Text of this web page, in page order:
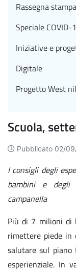
Scuola,
Pubblicato 02/
I consigli degli
bambini e degli
campanella
Più di 7 milioni di
rimettere piede in
salutare sul
esperienziale. In
Rassegna stampa
Speciale COVID-
Iniziative e
Digitale
Progetto West